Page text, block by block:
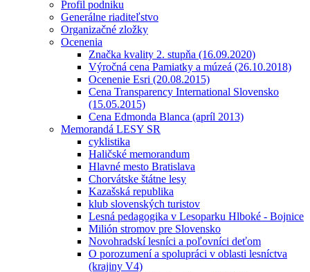
Profil podniku
Generálne riaditeľstvo
Organizačné zložky
Ocenenia
Značka kvality 2. stupňa (16.09.2020)
Výročná cena Pamiatky a múzeá (26.10.2018)
Ocenenie Esri (20.08.2015)
Cena Transparency International Slovensko
(15.05.2015)
Cena Edmonda Blanca (apríl 2013)
Memorandá LESY SR
cyklistika
Haličské memorandum
Hlavné mesto Bratislava
Chorvátske štátne lesy
Kazašská republika
klub slovenských turistov
Lesná pedagogika v Lesoparku Hlboké - Bojnice
Milión stromov pre Slovensko
Novohradskí lesníci a poľovníci deťom
O porozumení a spolupráci v oblasti lesníctva
(krajiny V4)